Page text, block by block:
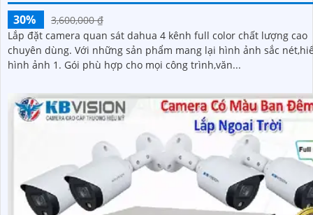
30%
3,600,000 ₫
Lắp đặt camera quan sát dahua 4 kênh full color chất lượng cao
chuyên dùng. Với những sản phẩm mang lại hình ảnh sắc nét,hiển thị
hình ảnh 1. Gói phù hợp cho mọi công trình,văn...